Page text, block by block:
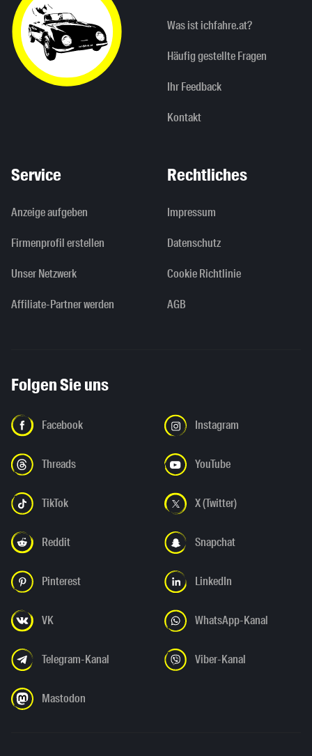
Was ist ichfahre.at?
Häufig gestellte Fragen
Ihr Feedback
Kontakt
Service
Anzeige aufgeben
Firmenprofil erstellen
Unser Netzwerk
Affiliate-Partner werden
Rechtliches
Impressum
Datenschutz
Cookie Richtlinie
AGB
Folgen Sie uns
Facebook Instagram
Threads YouTube
TikTok X (Twitter)
Reddit Snapchat
Pinterest LinkedIn
VK WhatsApp-Kanal
Telegram-Kanal Viber-Kanal
Mastodon